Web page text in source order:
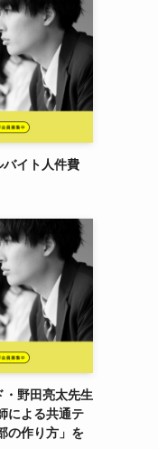
バイト人件費
野田亮太先生
による共通テ
の作り方」を